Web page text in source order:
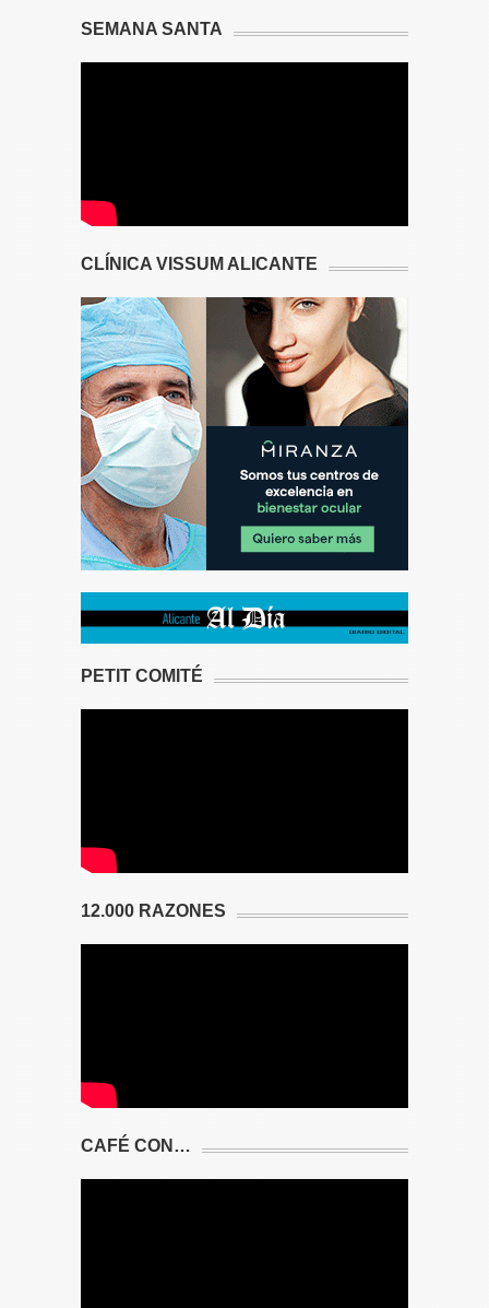
SEMANA SANTA
CLÍNICA VISSUM ALICANTE
PETIT COMITÉ
12.000 RAZONES
CAFÉ CON…